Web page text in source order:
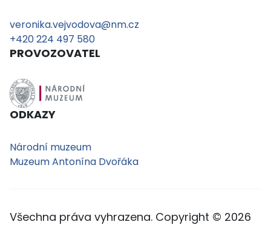
veronika.vejvodova@nm.cz
+420 224 497 580
PROVOZOVATEL
ODKAZY
Národní muzeum
Muzeum Antonína Dvořáka
Všechna práva vyhrazena. Copyright © 2026